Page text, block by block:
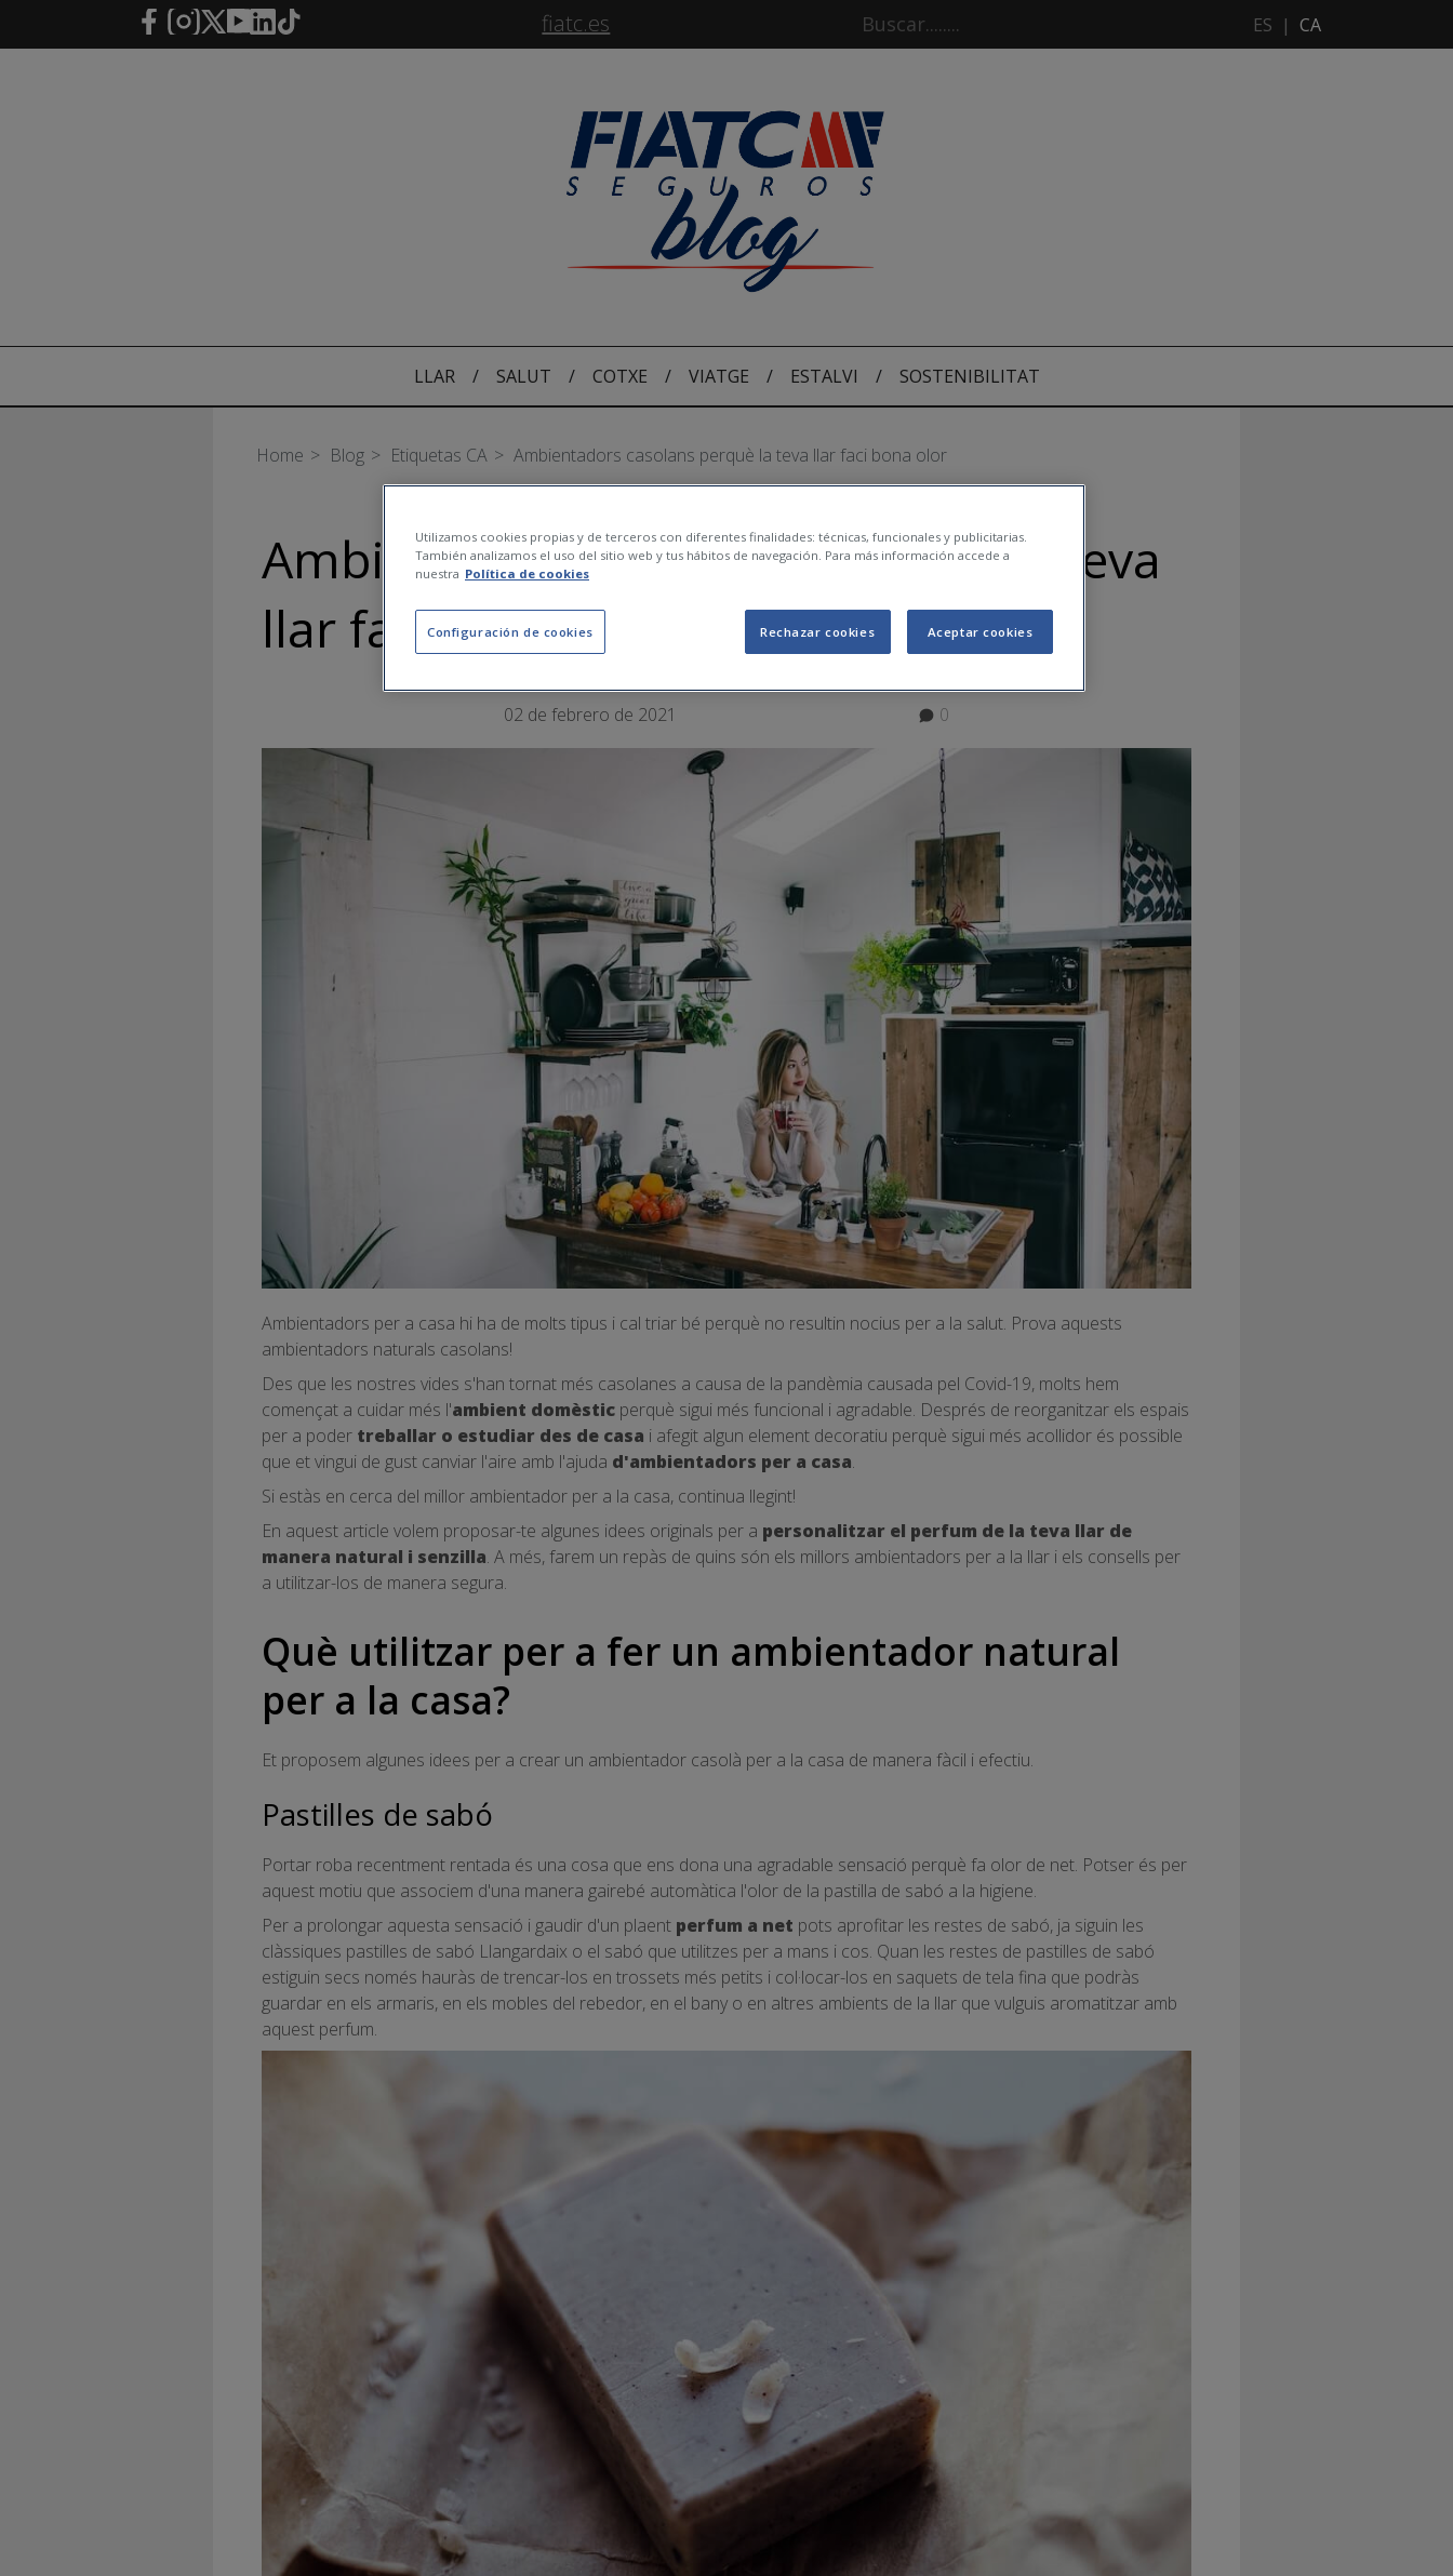
Salta al contingut principal fiatc.es ES | CA
LLAR / SALUT / COTXE / VIATGE / ESTALVI / SOSTENIBILITAT
Home Blog Etiquetas CA Ambientadors casolans perquè la teva llar faci bona olor
Ambientadors casolans perquè la teva
llar faci bona olor
02 de febrero de 2021 0
Ambientadors per a casa hi ha de molts tipus i cal triar bé perquè no resultin nocius per a la salut. Prova aquests
ambientadors naturals casolans!
Des que les nostres vides s'han tornat més casolanes a causa de la pandèmia causada pel Covid-19, molts hem
començat a cuidar més l'ambient domèstic perquè sigui més funcional i agradable. Després de reorganitzar els espais
per a poder treballar o estudiar des de casa i afegit algun element decoratiu perquè sigui més acollidor és possible
que et vingui de gust canviar l'aire amb l'ajuda d'ambientadors per a casa.
Si estàs en cerca del millor ambientador per a la casa, continua llegint!
En aquest article volem proposar-te algunes idees originals per a personalitzar el perfum de la teva llar de
manera natural i senzilla. A més, farem un repàs de quins són els millors ambientadors per a la llar i els consells per
a utilitzar-los de manera segura.
Què utilitzar per a fer un ambientador natural
per a la casa?
Et proposem algunes idees per a crear un ambientador casolà per a la casa de manera fàcil i efectiu.
Pastilles de sabó
Portar roba recentment rentada és una cosa que ens dona una agradable sensació perquè fa olor de net. Potser és per
aquest motiu que associem d'una manera gairebé automàtica l'olor de la pastilla de sabó a la higiene.
Per a prolongar aquesta sensació i gaudir d'un plaent perfum a net pots aprofitar les restes de sabó, ja siguin les
clàssiques pastilles de sabó Llangardaix o el sabó que utilitzes per a mans i cos. Quan les restes de pastilles de sabó
estiguin secs només hauràs de trencar-los en trossets més petits i col·locar-los en saquets de tela fina que podràs
guardar en els armaris, en els mobles del rebedor, en el bany o en altres ambients de la llar que vulguis aromatitzar amb
aquest perfum.
Utilizamos cookies propias y de terceros con diferentes finalidades: técnicas, funcionales y publicitarias.
También analizamos el uso del sitio web y tus hábitos de navegación. Para más información accede a
nuestra Política de cookies
Configuración de cookies Rechazar cookies Aceptar cookies